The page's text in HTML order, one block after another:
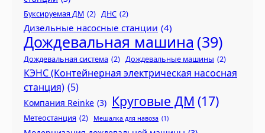
Буксируемая ДМ (2) ДНС (2)
Дизельные насосные станции (4)
Дождевальная машина (39)
Дождевальная система (2) Дождевальные машины (2)
КЭНС (Контейнерная электрическая насосная
станция) (5)
Компания Reinke (3) Круговые ДМ (17)
Метеостанция (2) Мешалка для навоза (1)